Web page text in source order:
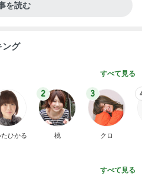
を読む
ング
すべて見る
ひかる
2
桃
3
クロ
すべて見る